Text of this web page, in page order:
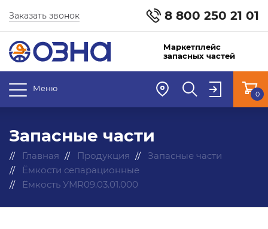
8 800 250 21 01
Заказать звонок
Маркетплейс
запасных частей
Меню
0
Запасные части
Главная Продукция
Запасные части
Ёмкости сепарационные
Ёмкость УМR09.03.01.000